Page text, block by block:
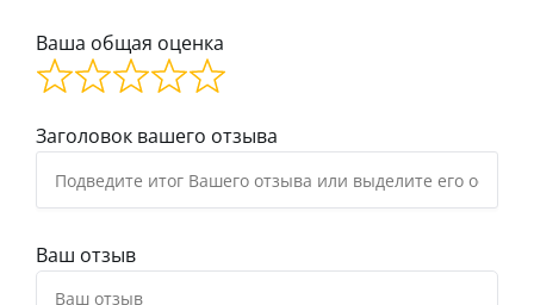
Ваша общая оценка
Заголовок вашего отзыва
Ваш отзыв